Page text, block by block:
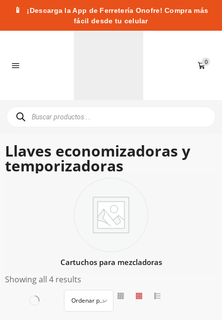
📱
¡Descarga la App de Ferretería Onofre! Compra más
fácil desde tu celular
0
Llaves economizadoras y
temporizadoras
Cartuchos para mezcladoras
Showing all 4 results